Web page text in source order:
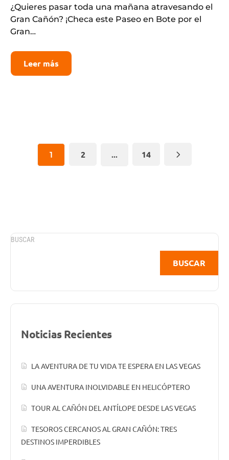
¿Quieres pasar toda una mañana atravesando el
Gran Cañón? ¡Checa este Paseo en Bote por el
Gran…
Leer más
1 2 … 14
BUSCAR
BUSCAR
Noticias Recientes
LA AVENTURA DE TU VIDA TE ESPERA EN LAS VEGAS
UNA AVENTURA INOLVIDABLE EN HELICÓPTERO
TOUR AL CAÑÓN DEL ANTÍLOPE DESDE LAS VEGAS
TESOROS CERCANOS AL GRAN CAÑÓN: TRES
DESTINOS IMPERDIBLES